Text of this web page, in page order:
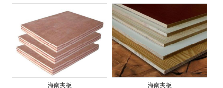
海南夹板 海南夹板